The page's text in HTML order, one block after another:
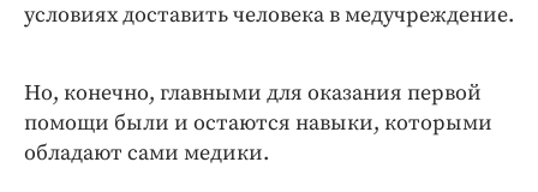
условиях доставить человека в медучреждение.
Но, конечно, главными для оказания первой
помощи были и остаются навыки, которыми
обладают сами медики.